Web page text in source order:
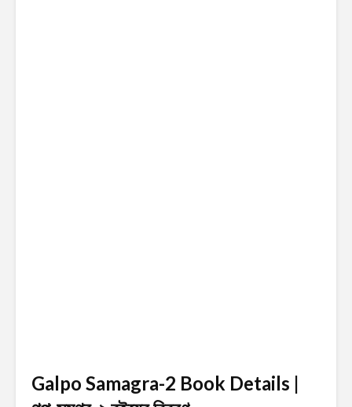
Galpo Samagra-2 Book Details |